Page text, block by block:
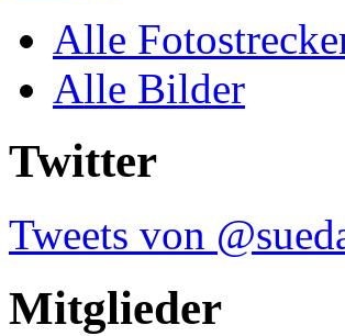
Alle
Alle Bilder
Twitter
Tweets von
Mitglieder